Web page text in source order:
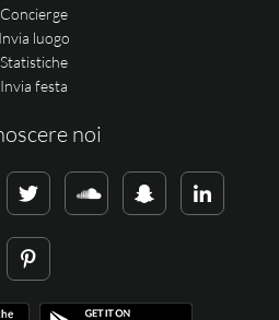
Concierge
Invia luogo
Statistiche
Invia festa
noi